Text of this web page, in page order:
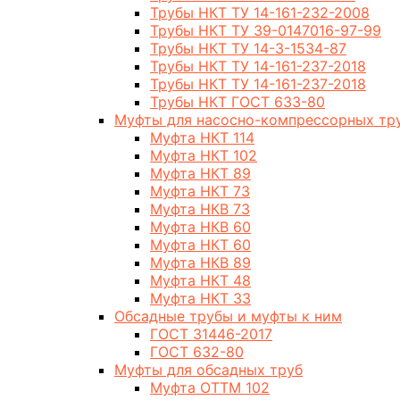
Трубы НКТ ТУ 14-161-232-2008
Трубы НКТ ТУ 39-0147016-97-99
Трубы НКТ ТУ 14-3-1534-87
Трубы НКТ ТУ 14-161-237-2018
Трубы НКТ ТУ 14-161-237-2018
Трубы НКТ ГОСТ 633-80
Муфты для насосно-компрессорных
Муфта НКТ 114
Муфта НКТ 102
Муфта НКТ 89
Муфта НКТ 73
Муфта НКВ 73
Муфта НКВ 60
Муфта НКТ 60
Муфта НКВ 89
Муфта НКТ 48
Муфта НКТ 33
Обсадные трубы и муфты к ним
ГОСТ 31446-2017
ГОСТ 632-80
Муфты для обсадных труб
Муфта ОТТМ 102